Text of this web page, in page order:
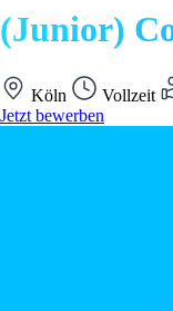
(Junior)
Köln Vollzeit
Jetzt bewerben